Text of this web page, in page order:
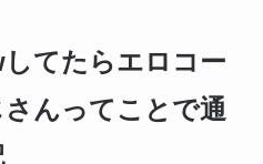
てたらエロコー
んってことで通